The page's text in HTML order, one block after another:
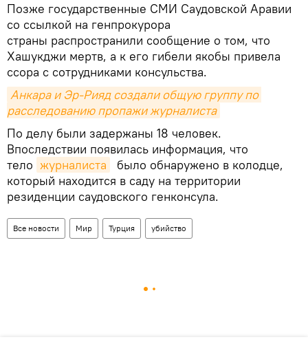
Позже государственные СМИ Саудовской Аравии
со ссылкой на генпрокурора
страны распространили сообщение о том, что
Хашукджи мертв, а к его гибели якобы привела
ссора с сотрудниками консульства.
Анкара и Эр-Рияд создали общую группу по
расследованию пропажи журналиста
По делу были задержаны 18 человек.
Впоследствии появилась информация, что
тело журналиста
было обнаружено в колодце,
который находится в саду на территории
резиденции саудовского генконсула.
Все новости Мир Турция убийство